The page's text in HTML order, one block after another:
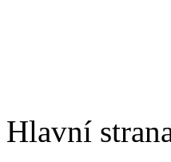
Hlavní